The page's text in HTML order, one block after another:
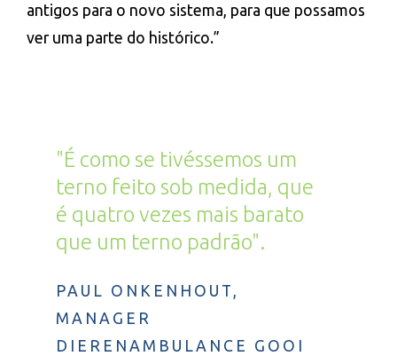
antigos para o novo sistema, para que possamos
ver uma parte do histórico.”
"É como se tivéssemos um
terno feito sob medida, que
é quatro vezes mais barato
que um terno padrão".
PAUL ONKENHOUT,
MANAGER
DIERENAMBULANCE GOOI